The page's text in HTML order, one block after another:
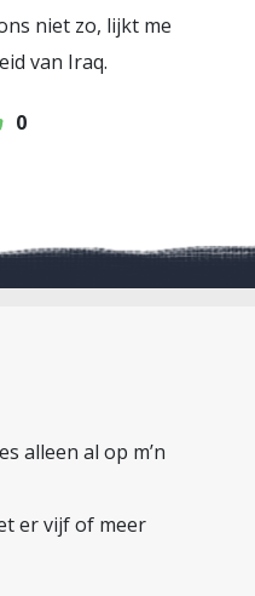
niet zo, lijkt me
van Iraq.
0
alleen al op m’n
er vijf of meer